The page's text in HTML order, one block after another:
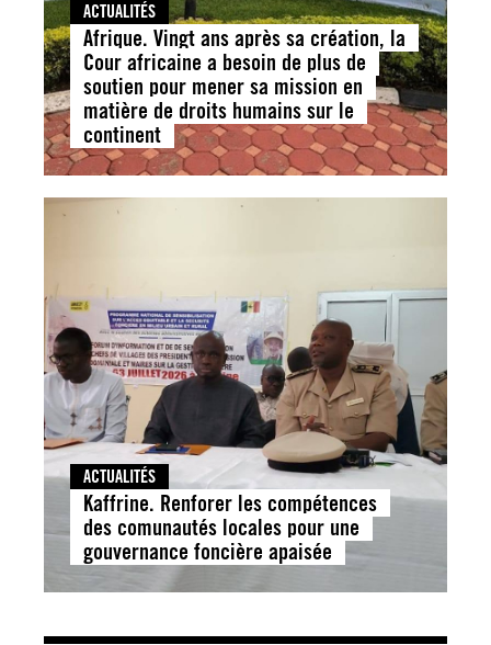
ACTUALITÉS
Afrique. Vingt ans après sa création, la
Cour africaine a besoin de plus de
soutien pour mener sa mission en
matière de droits humains sur le
continent
ACTUALITÉS
Kaffrine. Renforer les compétences
des comunautés locales pour une
gouvernance foncière apaisée